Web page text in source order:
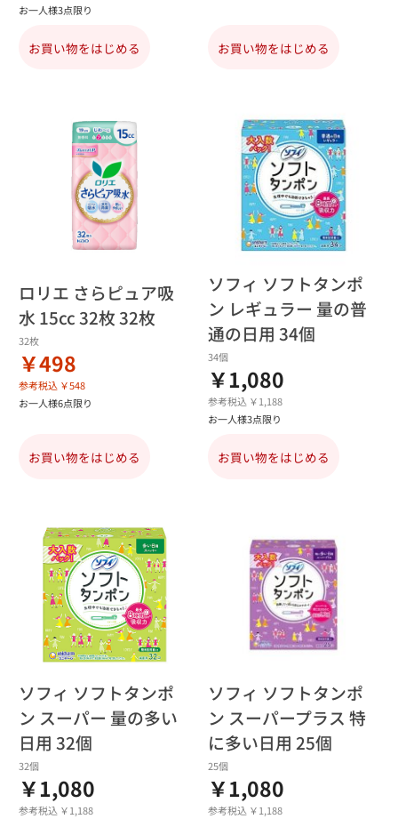
お一人様3点限り
お買い物をはじめる お買い物をはじめる
ロリエ さらピュア吸
水 15cc 32枚 32枚
32枚
￥498
参考税込 ￥548
お一人様6点限り
お買い物をはじめる
ソフィ ソフトタンポ
ン レギュラー 量の普
通の日用 34個
34個
￥1,080
参考税込 ￥1,188
お一人様3点限り
お買い物をはじめる
ソフィ ソフトタンポ
ン スーパー 量の多い
日用 32個
32個
￥1,080
参考税込 ￥1,188
ソフィ ソフトタンポ
ン スーパープラス 特
に多い日用 25個
25個
￥1,080
参考税込 ￥1,188